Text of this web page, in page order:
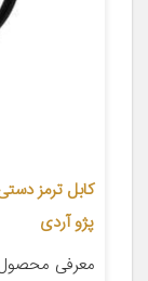
پژو آردی
معرفی